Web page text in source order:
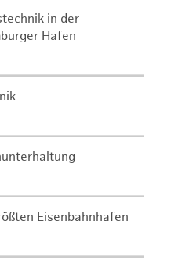
in der
Hafen
Eisenbahnhafen